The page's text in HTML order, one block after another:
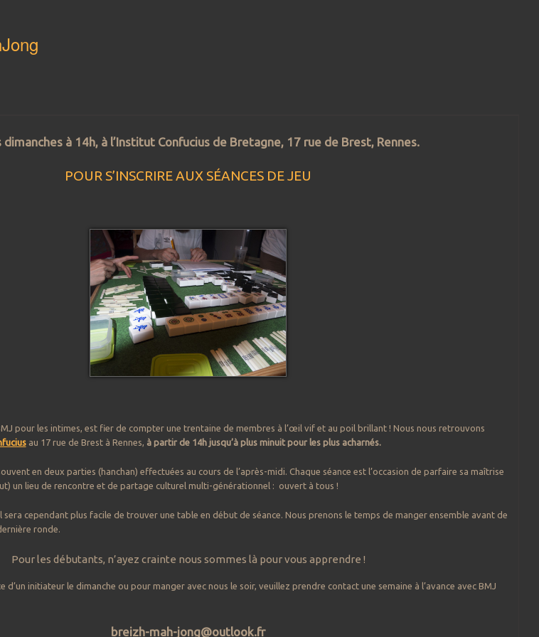
dimanches à 14h, à l’Institut Confucius de Bretagne, 17 rue de Brest, Rennes.
POUR S’INSCRIRE AUX SÉANCES DE JEU
pour les intimes, est fier de compter une trentaine de membres à l’œil vif et au poil brillant ! Nous nous retrouvons
au 17 rue de Brest à Rennes, à partir de 14h jusqu’à plus minuit pour les plus acharnés.
en deux parties (hanchan) effectuées au cours de l’après-midi. Chaque séance est l’occasion de parfaire sa maîtrise
un lieu de rencontre et de partage culturel multi-générationnel : ouvert à tous !
sera cependant plus facile de trouver une table en début de séance. Nous prenons le temps de manger ensemble avant de
ronde.
Pour les débutants, n’ayez crainte nous sommes là pour vous apprendre !
d’un initiateur le dimanche ou pour manger avec nous le soir, veuillez prendre contact une semaine à l’avance avec BMJ
breizh-mah-jong@outlook.fr